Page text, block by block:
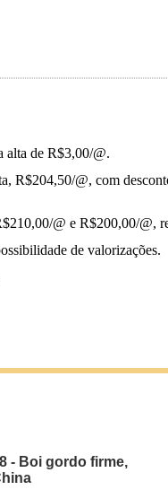
alta de R$3,00/@.
R$204,50/@, com
@ e R$200,00/@,
de valorizações.
- Boi gordo firme,